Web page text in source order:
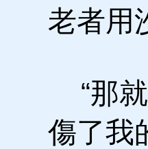
老者用
“那就
傷了我